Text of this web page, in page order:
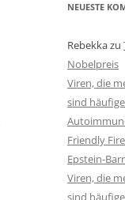
NEUESTE
Rebekkazu
Nobelpreis
Viren, die
sind
Friendly Fire
Epstein-
Viren, die
sind